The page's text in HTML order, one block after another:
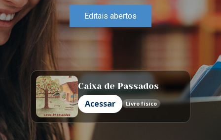
Editais abertos
Caixa de Passados
Acessar Livro físico